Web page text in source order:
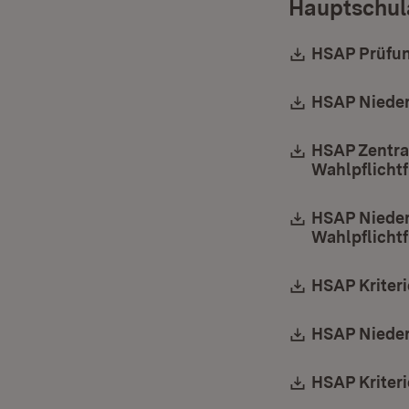
Download:
HSAP
Download:
HSAP
Download:
HSAP
Download:
HSAP
Download:
HSAP
Download:
HSAP
Download:
HSAP